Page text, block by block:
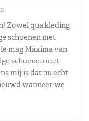
Zowel qua kleding
schoenen met
mag Máxima van
schoenen met
mij is dat nu echt
wanneer we